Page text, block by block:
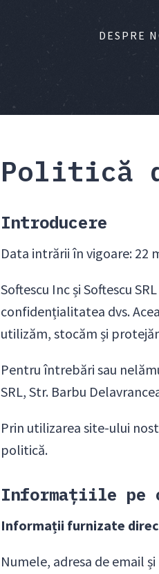
DESPRE
Politică
Introducere
Data intrării în vigoare: 22
Softescu Inc și Softescu
confidențialitatea dvs.
utilizăm, stocăm și
Pentru întrebări sau
SRL, Str. Barbu
Prin utilizarea site-ului
politică.
Informațiile pe
Informații furnizate
Numele, adresa de email